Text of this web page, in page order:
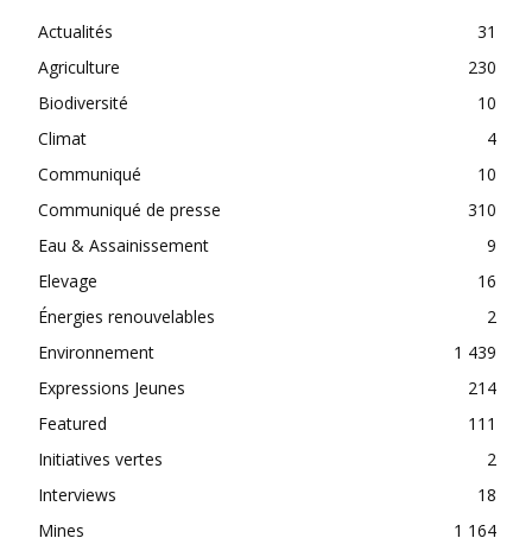
Actualités
31
Agriculture
230
Biodiversité
10
Climat
4
Communiqué
10
Communiqué de presse
310
Eau & Assainissement
9
Elevage
16
Énergies renouvelables
2
Environnement
1 439
Expressions Jeunes
214
Featured
111
Initiatives vertes
2
Interviews
18
Mines
1 164